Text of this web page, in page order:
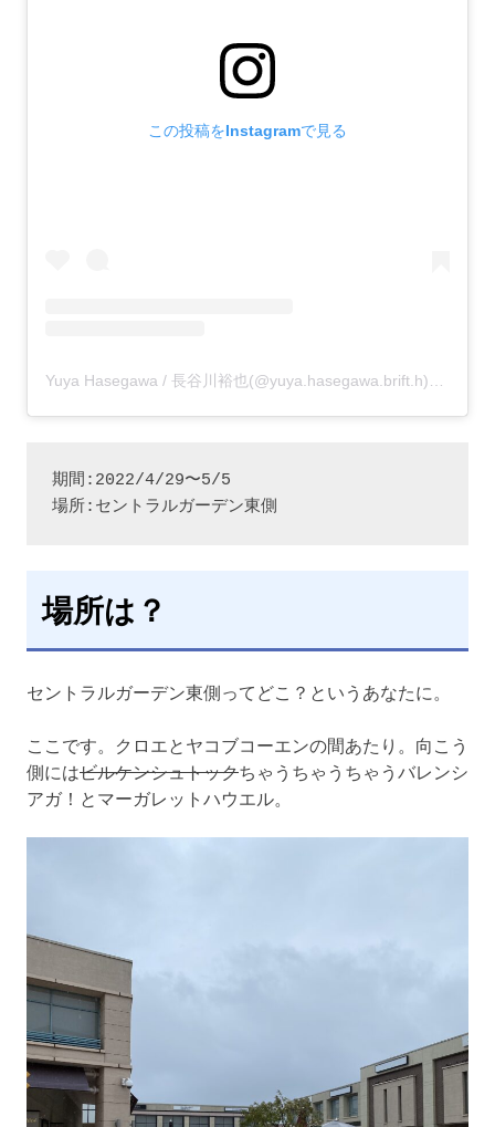
この投稿をInstagramで見る
期間:2022/4/29〜5/5
場所:セントラルガーデン東側
場所は？
セントラルガーデン東側ってどこ？というあなたに。
ここです。クロエとヤコブコーエンの間あたり。向こう
側にはビルケンシュトックちゃうちゃうちゃうバレンシ
アガ！とマーガレットハウエル。